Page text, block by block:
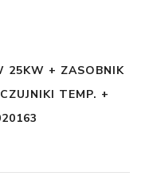
25KW + ZASOBNIK
TEMP. +